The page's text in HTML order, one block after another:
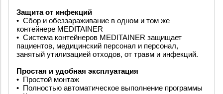
Защита от инфекций
• Сбор и обеззараживание в одном и том же
контейнере MEDITAINER
• Система контейнеров MEDITAINER защищает
пациентов, медицинский персонал и персонал,
занятый утилизацией отходов, от травм и инфекций.
Простая и удобная эксплуатация
• Простой монтаж
• Полностью автоматическое выполнение программы